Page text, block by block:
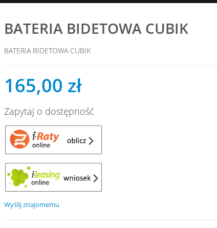
BATERIA BIDETOWA CUBIK
BATERIA BIDETOWA CUBIK
165,00 zł
Zapytaj o dostępność
Wyślij znajomemu